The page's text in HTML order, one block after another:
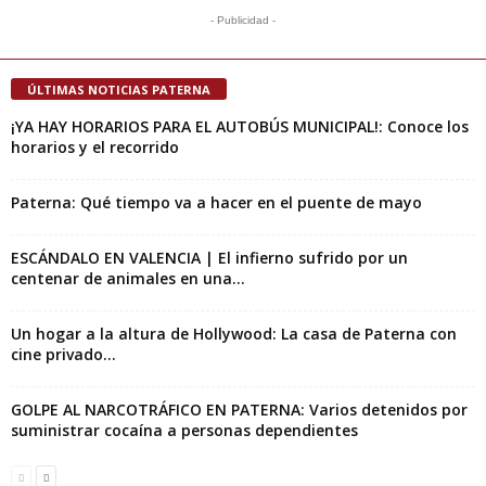
- Publicidad -
ÚLTIMAS NOTICIAS PATERNA
¡YA HAY HORARIOS PARA EL AUTOBÚS MUNICIPAL!: Conoce los
horarios y el recorrido
Paterna: Qué tiempo va a hacer en el puente de mayo
ESCÁNDALO EN VALENCIA | El infierno sufrido por un
centenar de animales en una...
Un hogar a la altura de Hollywood: La casa de Paterna con
cine privado...
GOLPE AL NARCOTRÁFICO EN PATERNA: Varios detenidos por
suministrar cocaína a personas dependientes